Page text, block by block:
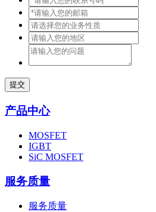
提交
产品中心
MOSFET
IGBT
SiC MOSFET
服务质量
服务质量